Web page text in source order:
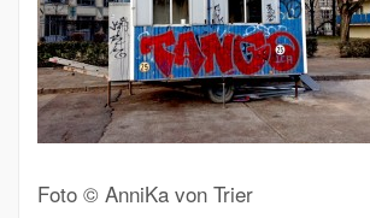
Foto © AnniKa von Trier